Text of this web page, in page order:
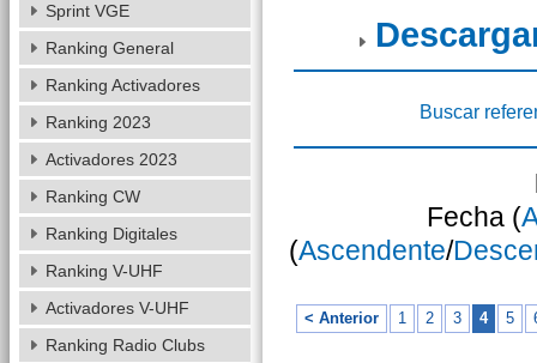
Buscar
Fecha (
(Ascendente/
< Anterior 1 2 3 4 5
Sprint VGE
Ranking General
Ranking Activadores
Ranking 2023
Activadores 2023
Ranking CW
Ranking Digitales
Ranking V-UHF
Activadores V-UHF
Ranking Radio Clubs